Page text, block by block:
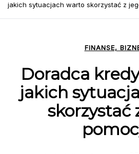
jakich sytuacjach warto skorzystać z
FINANSE,
Doradca
jakich
skorzystać